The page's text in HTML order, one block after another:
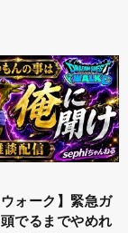
ウォーク】緊急ガ
でるまでやめれ